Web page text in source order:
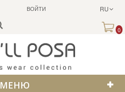
ВОЙТИ RU
0
МЕНЮ